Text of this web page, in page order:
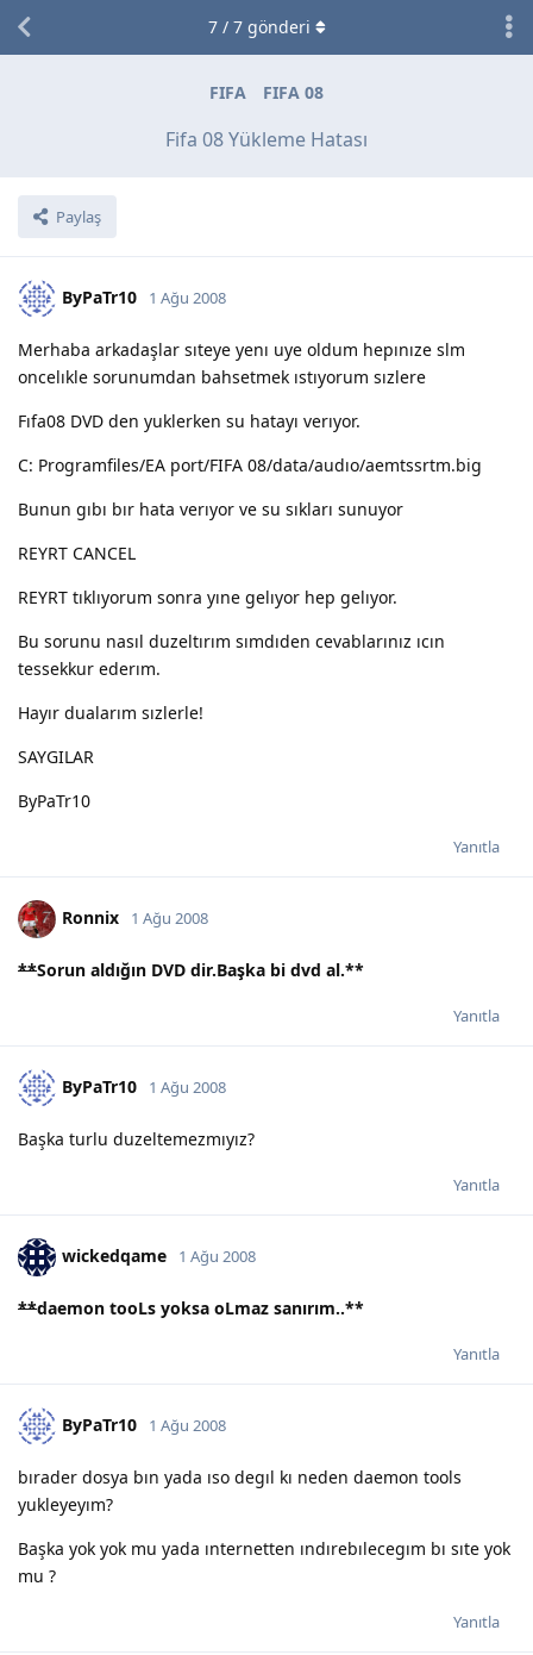
FIFA FIFA 08
Fifa 08 Yükleme Hatası
Paylaş
7/ 7gönderi
ByPaTr10 1 Ağu 2008
Merhaba arkadaşlar sıteye yenı uye oldum hepınıze slm
oncelıkle sorunumdan bahsetmek ıstıyorum sızlere
Fıfa08 DVD den yuklerken su hatayı verıyor.
C: Programfiles/EA port/FIFA 08/data/audıo/aemtssrtm.big
Bunun gıbı bır hata verıyor ve su sıkları sunuyor
REYRT CANCEL
REYRT tıklıyorum sonra yıne gelıyor hep gelıyor.
Bu sorunu nasıl duzeltırım sımdıden cevablarınız ıcın
tessekkur ederım.
Hayır dualarım sızlerle!
SAYGILAR
ByPaTr10
Yanıtla
Ronnix 1 Ağu 2008
**Sorun aldığın DVD dir.Başka bi dvd al.**
Yanıtla
ByPaTr10 1 Ağu 2008
Başka turlu duzeltemezmıyız?
Yanıtla
wickedqame 1 Ağu 2008
**daemon tooLs yoksa oLmaz sanırım..**
Yanıtla
ByPaTr10 1 Ağu 2008
bırader dosya bın yada ıso degıl kı neden daemon tools
yukleyeyım?
Başka yok yok mu yada ınternetten ındırebılecegım bı sıte yok
mu ?
Yanıtla